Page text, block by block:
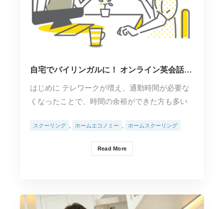
自宅でバイリンガルに！ オンライン英会話サ
はじめに テレワークが増え、通勤時間が必要な
くなったことで、時間の余裕ができた方も多い
Read More
スクーリング ホームエコノミー ホームスクーリング